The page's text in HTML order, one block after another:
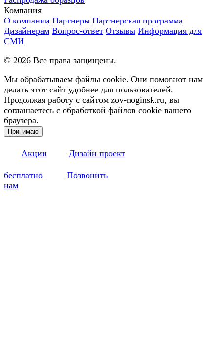
Компания
О компании Партнеры Партнерская программа
Дизайнерам Вопрос-ответ Отзывы Информация для
СМИ
© 2026 Все права защищены.
Мы обрабатываем файлы cookie. Они помогают нам
делать этот сайт удобнее для пользователей.
Продолжая работу с сайтом zov-noginsk.ru, вы
соглашаетесь с обработкой файлов cookie вашего
браузера.
Принимаю
Акции Дизайн проект
бесплатно
Позвонить
нам